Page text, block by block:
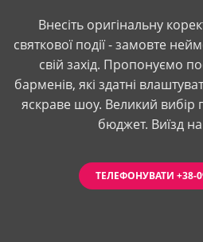
Внесіть оригінальну
святкової події - замовте
свій захід. Пропонуємо
барменів, які здатні
яскраве шоу. Великий вибір
бюджет. Виїзд
ТЕЛЕФОНУВАТИ +38-